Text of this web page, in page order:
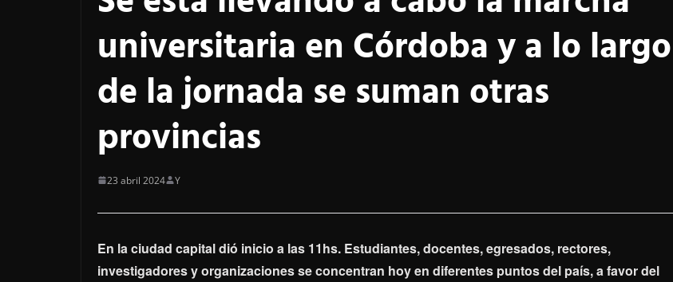
universitaria en Córdoba y a lo largo
de la jornada se suman otras
provincias
23 abril 2024 Y
En la ciudad capital dió inicio a las 11hs. Estudiantes, docentes, egresados, rectores,
investigadores y organizaciones se concentran hoy en diferentes puntos del país, a favor del